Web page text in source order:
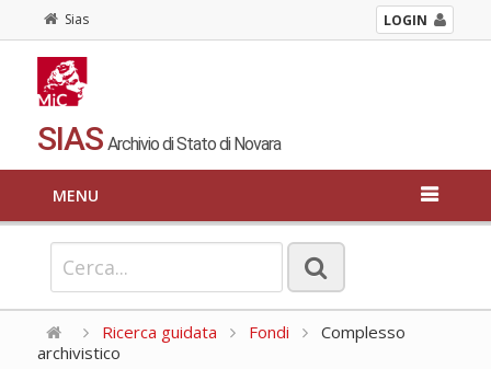
Sias LOGIN
SIAS Archivio di Stato di Novara
MENU
Ricerca guidata Fondi
Complesso
archivistico